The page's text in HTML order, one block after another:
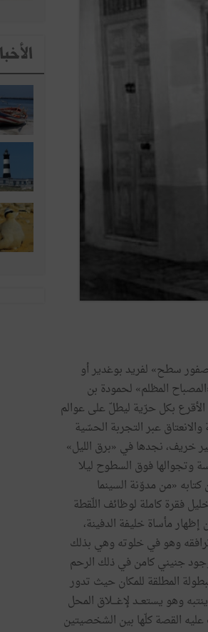
سطح» لفريد بوغديرأو
المظلم» لحمودة بن
الأقرع بكل حرّية ليطلّ على عوالم
والانعتاق عبرالتجربة الحسّية
خريف، نجدها في «برق الليل»
وتجوالها فوق السطوح ليلا
كتابه «من مدوّنة السينما
خليل فقرة كاملة لوظائف اللّقطة
إظهارمأساة خليفة الدفينة،
وهو في خلوته وهي بذلك
جنينيكامن فيذلك الرحم
المطلقة للمكان حيث تدور
ينتبه وهو يستعــد لإغـــلاق المحل
عليه القصة كلّها بين الشخصيتين